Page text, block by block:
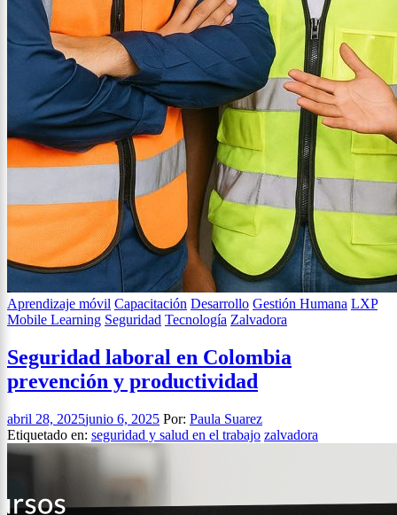
Aprendizaje móvil Capacitación Desarrollo Gestión Humana LXP
Mobile Learning Seguridad Tecnología Zalvadora
Seguridad laboral en Colombia
prevención y productividad
abril 28, 2025junio 6, 2025 Por: Paula Suarez
Etiquetado en: seguridad y salud en el trabajo zalvadora